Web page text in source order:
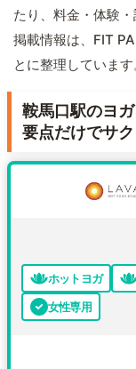
たり、料金・体験
掲載情報は、FIT
とに整理しています
鞍馬口駅のヨ
要点だけでサ
ホットヨガ
女性専用